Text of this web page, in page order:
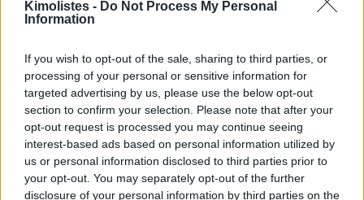
Kimolistes - Do Not Process My Personal
Information
If you wish to opt-out of the sale, sharing to third parties, or
processing of your personal or sensitive information for
targeted advertising by us, please use the below opt-out
section to confirm your selection. Please note that after your
opt-out request is processed you may continue seeing
interest-based ads based on personal information utilized by
us or personal information disclosed to third parties prior to
your opt-out. You may separately opt-out of the further
disclosure of your personal information by third parties on the